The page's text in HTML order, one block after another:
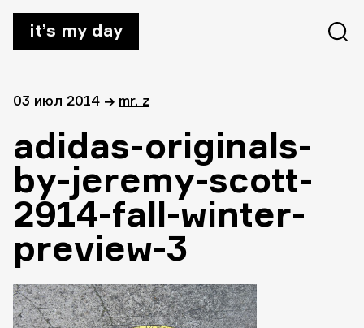
it’s my day
03 июл 2014 → mr. z
adidas-originals-
by-jeremy-scott-
2914-fall-winter-
preview-3